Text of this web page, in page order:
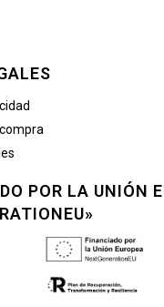
POR LA UNIÓN